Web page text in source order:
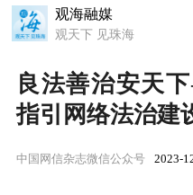
良法善治安天
指引网络法治建
中国网信杂志微信公众号 2023-
观海融媒
观天下 见珠海